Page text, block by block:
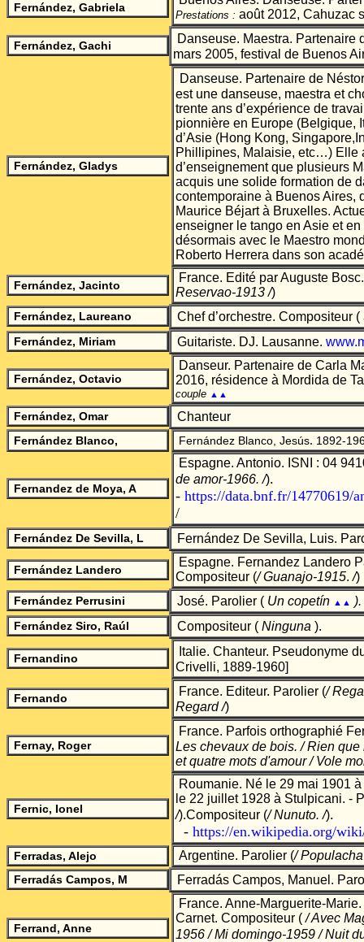
Fernández, Gabriela
Prestations : août 2012, Cahuzac
Fernández, Gachi Danseuse. Maestra. Partenaire
mars 2005, festival de Buenos
Fernández, Gladys
Danseuse. Partenaire de
est une danseuse, maestra et
trente ans d’expérience de
pionnière en Europe (Belgique,
d’Asie (Hong Kong,
Phillipines, Malaisie, etc…) Elle
d’enseignement que plusieurs
acquis une solide formation de
contemporaine à Buenos Aires,
Maurice Béjart à Bruxelles.
enseigner le tango en Asie et
désormais avec le Maestro
Roberto Herrera dans son
Fernández, Jacinto
France. Edité par Auguste
Reservao-1913 /)
Fernández, Laureano Chef d’orchestre. Compositeur (
Fernández, Miriam Guitariste. DJ. Lausanne.
Fernández, Octavio
Danseur. Partenaire de Carla
2016, résidence à Mordida de
couple ▲▲
Fernández, Omar Chanteur
Fernández Blanco, Fernández Blanco, Jesús. 1892-
Fernandez de Moya, A
Espagne. Antonio. ISNI : 04
de amor-1966./).
- https://data.bnf.fr/14770619/
/
Fernández De Sevilla, L Fernández De Sevilla, Luis.
Fernández Landero
Espagne. Fernandez Landero
Compositeur (/ Guanajo-1915./)
Fernández Perrusini José. Parolier ( Un copetín ▲▲ ).
Fernández Siro, Raúl Compositeur ( Ninguna ).
Fernandino
Italie. Chanteur. Pseudonyme
Crivelli, 1889-1960]
Fernando France. Editeur. Parolier (/
Regard/)
Fernay, Roger
France. Parfois orthographié
Les chevaux de bois. / Rien
et quatre mots d'amour / Vole
Fernic, Ionel
Roumanie. Né le 29 mai 1901
le 22 juillet 1928 à Stulpicani. -
/).Compositeur (/ Nunuto. /).
- https://en.wikipedia.org/
Ferradas, Alejo Argentine. Parolier (/
Ferradás Campos, M Ferradás Campos, Manuel.
Ferrand, Anne
France. Anne-Marguerite-
Carnet. Compositeur (/ Avec
1956 / Mi domingo-1959 / Nuit